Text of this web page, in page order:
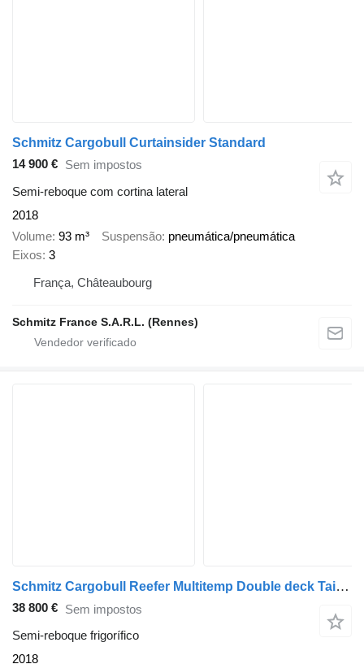
Schmitz Cargobull Curtainsider Standard
14 900 € Sem impostos
Semi-reboque com cortina lateral
2018
Volume 93 m³ Suspensão pneumática/pneumática
Eixos 3
França, Châteaubourg
Schmitz France S.A.R.L. (Rennes)
Schmitz Cargobull Reefer Multitemp Double deck Taillift
38 800 € Sem impostos
Semi-reboque frigorífico
2018